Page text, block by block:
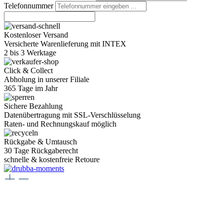
Telefonnummer
Kostenloser Versand
Versicherte Warenlieferung mit INTEX
2 bis 3 Werktage
Click & Collect
Abholung in unserer Filiale
365 Tage im Jahr
Sichere Bezahlung
Datenübertragung mit SSL-Verschlüsselung
Raten- und Rechnungskauf möglich
Rückgabe & Umtausch
30 Tage Rückgaberecht
schnelle & kostenfreie Retoure